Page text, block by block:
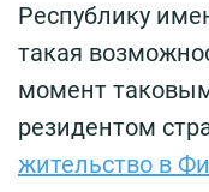
Республику
такая
момент
резидентом
жительство в